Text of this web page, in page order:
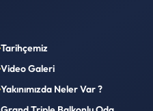
Tarihçemiz
Video Galeri
Yakınımızda Neler Var ?